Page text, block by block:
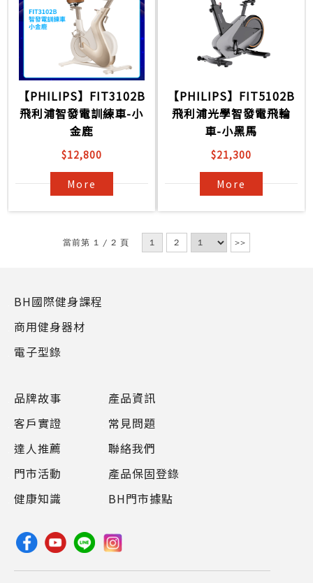
【PHILIPS】FIT3102B
飛利浦智發電訓練車-小
金鹿
$12,800
More
【PHILIPS】FIT5102B
飛利浦光學智發電飛輪
車-小黑馬
$21,300
More
當前第 1 / 2 頁 1 2 >>
品牌故事
客戶實證
達人推薦
門市活動
健康知識
產品資訊
常見問題
聯絡我們
產品保固登錄
BH門市據點
BH國際健身課程
商用健身器材
電子型錄